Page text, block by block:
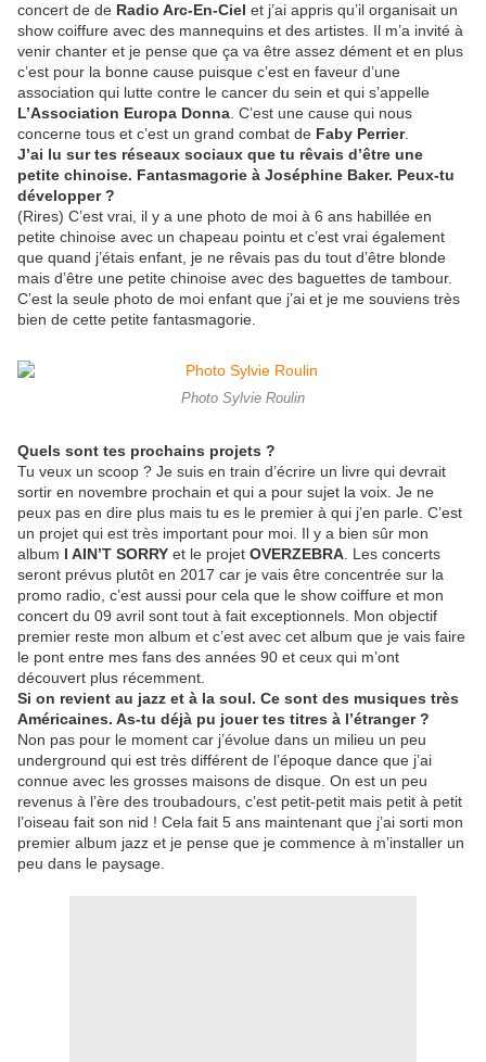
concert de de Radio Arc-En-Ciel et j’ai appris qu’il organisait un
show coiffure avec des mannequins et des artistes. Il m’a invité à
venir chanter et je pense que ça va être assez dément et en plus
c’est pour la bonne cause puisque c’est en faveur d’une
association qui lutte contre le cancer du sein et qui s’appelle
L’Association Europa Donna . C’est une cause qui nous
concerne tous et c’est un grand combat de Faby Perrier.
J’ai lu sur tes réseaux sociaux que tu rêvais d’être une
petite chinoise. Fantasmagorie à Joséphine Baker. Peux-tu
développer ?
(Rires) C’est vrai, il y a une photo de moi à 6 ans habillée en
petite chinoise avec un chapeau pointu et c’est vrai également
que quand j’étais enfant, je ne rêvais pas du tout d’être blonde
mais d’être une petite chinoise avec des baguettes de tambour.
C’est la seule photo de moi enfant que j’ai et je me souviens très
bien de cette petite fantasmagorie.
Photo Sylvie Roulin
Quels sont tes prochains projets ?
Tu veux un scoop ? Je suis en train d’écrire un livre qui devrait
sortir en novembre prochain et qui a pour sujet la voix. Je ne
peux pas en dire plus mais tu es le premier à qui j’en parle. C’est
un projet qui est très important pour moi. Il y a bien sûr mon
album I AIN’T SORRY et le projet OVERZEBRA . Les concerts
seront prévus plutôt en 2017 car je vais être concentrée sur la
promo radio, c’est aussi pour cela que le show coiffure et mon
concert du 09 avril sont tout à fait exceptionnels. Mon objectif
premier reste mon album et c’est avec cet album que je vais faire
le pont entre mes fans des années 90 et ceux qui m’ont
découvert plus récemment.
Si on revient au jazz et à la soul. Ce sont des musiques très
Américaines. As-tu déjà pu jouer tes titres à l’étranger ?
Non pas pour le moment car j’évolue dans un milieu un peu
underground qui est très différent de l’époque dance que j’ai
connue avec les grosses maisons de disque. On est un peu
revenus à l’ère des troubadours, c’est petit-petit mais petit à petit
l’oiseau fait son nid ! Cela fait 5 ans maintenant que j’ai sorti mon
premier album jazz et je pense que je commence à m’installer un
peu dans le paysage.